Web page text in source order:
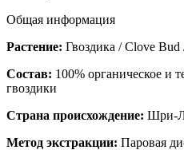
Общая информация
Растение: Гвоздика / Clove
Состав: 100% органическое и
гвоздики
Страна происхождение: Шри-
Метод экстракции: Паровая